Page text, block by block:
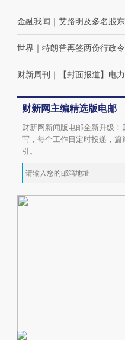
金融我闻 ｜ 艾路明及多名股
世界 ｜ 特朗普再签两份行政
财新周刊 ｜ 【封面报道】电
财新网主编精选版电邮
财新网新闻版电邮全新升级！
写，每个工作日定时投递，篇
引。